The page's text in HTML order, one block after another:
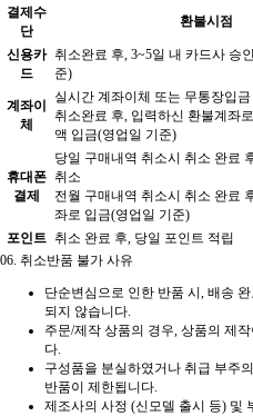
결제수
단
환불시점
신용카
드
취소완료 후, 3~5일 내 카드사 승
준)
계좌이
체
실시간 계좌이체 또는 무통장입금
취소완료 후, 입력하신 환불계좌
액 입금(영업일 기준)
휴대폰
결제
당일 구매내역 취소시 취소 완료
취소
전월 구매내역 취소시 취소 완료
좌로 입금(영업일 기준)
포인트 취소 완료 후, 당일 포인트 적립
06. 취소반품 불가 사유
단순변심으로 인한 반품 시, 배송
되지 않습니다.
주문/제작 상품의 경우, 상품의 제
다.
구성품을 분실하였거나 취급 부주
반품이 제한됩니다.
제조사의 사정 (신모델 출시 등) 및